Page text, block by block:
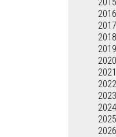
2016
2017
2018
2019
2020
2021
2022
2023
2024
2025
2026